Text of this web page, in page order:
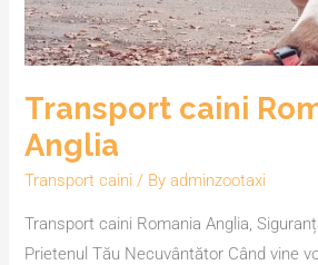
Transport caini
Anglia
Transport caini / Byadminzootaxi
Transport caini Romania Anglia,
Prietenul Tău Necuvântător Când vine